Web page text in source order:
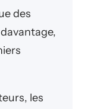
des
les